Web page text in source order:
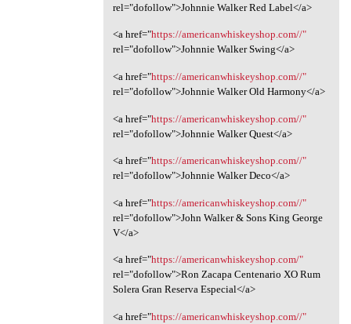
rel="dofollow">Johnnie Walker Red Label</a>
<a href="https://americanwhiskeyshop.com//"
rel="dofollow">Johnnie Walker Swing</a>
<a href="https://americanwhiskeyshop.com//"
rel="dofollow">Johnnie Walker Old Harmony</a>
<a href="https://americanwhiskeyshop.com//"
rel="dofollow">Johnnie Walker Quest</a>
<a href="https://americanwhiskeyshop.com//"
rel="dofollow">Johnnie Walker Deco</a>
<a href="https://americanwhiskeyshop.com//"
rel="dofollow">John Walker & Sons King George
V</a>
<a href="https://americanwhiskeyshop.com/"
rel="dofollow">Ron Zacapa Centenario XO Rum
Solera Gran Reserva Especial</a>
<a href="https://americanwhiskeyshop.com//"